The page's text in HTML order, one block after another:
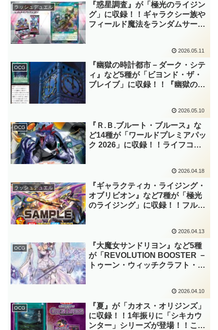
ラッシュデュエル
『惑星調査』が「極光のライジン
グ」に収録！！ギャラクシー族や
フィールド魔法をランダムサーチ
を手札に引き込みやすくなりまし
たね～。【遊戯王ラッシュデュエ
ル】
2026.05.11
OCG
『幽獄の時計都市－ダーク・シテ
ィ』など5種が「ビヨンド・ザ・
ブレイブ」に収録！！『幽獄の時
た戦術が復活してくれて本当に嬉
しい……。(感涙)【遊戯王OCG】
2026.05.10
OCG
『Ｒ.Ｂ.ブルート・ブルース』な
ど14種が「ワールドプレミアパッ
ク 2026」に収録！！ライフコス
「Ｒ.Ｂ.(リボルボット)」が来
日！！【遊戯王OCG】
2026.04.18
ラッシュデュエル
『ギャラクティカ・ライジング・
オブリビオン』など7種が「極光
のライジング」に収録！！フルオ
ブリビオン』も同時に公開されて
います！！【遊戯王ラッシュデュ
エル】
2026.04.13
OCG
『大魔女サンドリヨン』など5種
が「REVOLUTION BOOSTER －
トゥーン・ウィッチクラフト・破
も、デッキ内の関連カードをコス
トに使用ですか！？【遊戯王
OCG】
2026.04.10
OCG
『夏』が「カオス・オリジンズ」
に収録！！1年振りに「シキカウ
ンター」シリーズが登場！！この